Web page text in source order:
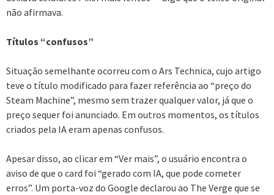
não afirmava.
Títulos “confusos”
Situação semelhante ocorreu com o Ars Technica, cujo artigo
teve o título modificado para fazer referência ao “preço do
Steam Machine”, mesmo sem trazer qualquer valor, já que o
preço sequer foi anunciado. Em outros momentos, os títulos
criados pela IA eram apenas confusos.
Apesar disso, ao clicar em “Ver mais”, o usuário encontra o
aviso de que o card foi “gerado com IA, que pode cometer
erros”. Um porta-voz do Google declarou ao The Verge que se